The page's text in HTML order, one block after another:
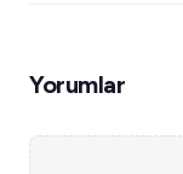
Yorumlar